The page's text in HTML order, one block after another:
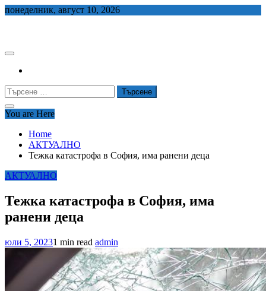
Skip
понеделник, август 10, 2026
Търсене
за:
You are Here
Home
АКТУАЛНО
Тежка катастрофа в София, има ранени деца
АКТУАЛНО
Тежка катастрофа в София, има
ранени деца
юли 5, 20231 min read admin